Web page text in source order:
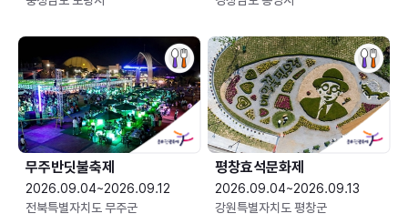
무주반딧불축제
2026.09.04~2026.09.12
전북특별자치도 무주군
평창효석문화제
2026.09.04~2026.09.13
강원특별자치도 평창군